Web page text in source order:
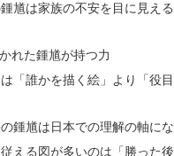
馗は家族の不安を目に見え
れた鍾馗が持つ力
「誰かを描く絵」より「役目
鍾馗は日本での理解の軸に
える図が多いのは「勝った